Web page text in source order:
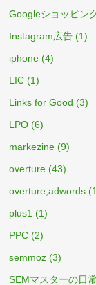
Googleショッピン
Instagram広告 (1)
iphone (4)
LIC (1)
Links for Good (3)
LPO (6)
markezine (9)
overture (43)
overture,adwords
plus1 (1)
PPC (2)
semmoz (3)
SEMマスターの日